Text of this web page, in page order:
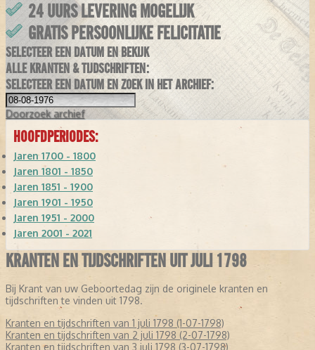
24 UURS LEVERING MOGELIJK
GRATIS PERSOONLIJKE FELICITATIE
SELECTEER EEN DATUM EN BEKIJK
ALLE KRANTEN & TIJDSCHRIFTEN:
SELECTEER EEN DATUM EN ZOEK IN HET ARCHIEF:
Doorzoek archief
HOOFDPERIODES:
Jaren 1700 - 1800
Jaren 1801 - 1850
Jaren 1851 - 1900
Jaren 1901 - 1950
Jaren 1951 - 2000
Jaren 2001 - 2021
KRANTEN EN TIJDSCHRIFTEN UIT JULI 1798
Bij Krant van uw Geboortedag zijn de originele kranten en
tijdschriften te vinden uit 1798.
Kranten en tijdschriften van 1 juli 1798 (1-07-1798)
Kranten en tijdschriften van 2 juli 1798 (2-07-1798)
Kranten en tijdschriften van 3 juli 1798 (3-07-1798)